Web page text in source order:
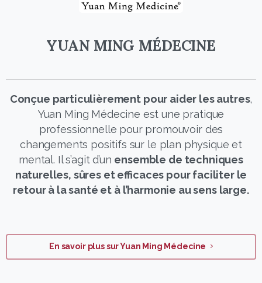
YUAN MING MÉDECINE
Conçue particulièrement pour aider les autres,
Yuan Ming Médecine est une pratique
professionnelle pour promouvoir des
changements positifs sur le plan physique et
mental. Il s’agit d’un ensemble de techniques
naturelles, sûres et efficaces pour faciliter le
retour à la santé et à l’harmonie au sens large.
En savoir plus sur Yuan Ming Médecine